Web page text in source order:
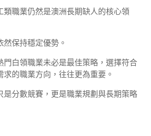
類職業仍然是澳洲長期缺人的核心領
然保持穩定優勢。
門白領職業未必是最佳策略，選擇符合
求的職業方向，往往更為重要。
是分數競賽，更是職業規劃與長期策略